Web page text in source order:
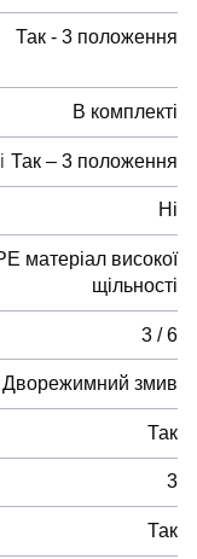
Так - 3 положення
В комплекті
Так – 3 положення
Ні
матеріал високої
щільності
3 / 6
Дворежимний змив
Так
3
Так